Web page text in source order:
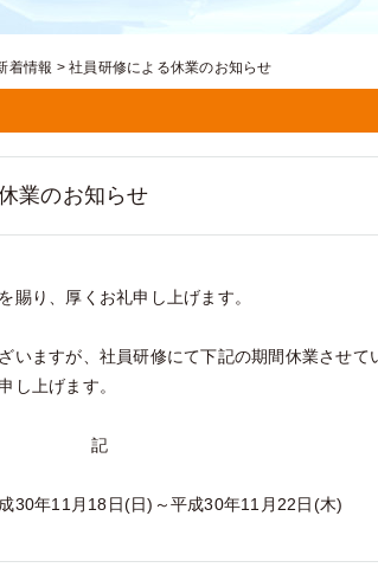
着情報 > 社員研修による休業のお知らせ
業のお知らせ
賜り、厚くお礼申し上げます。
いますが、社員研修にて下記の期間休業させて
し上げます。
記
30年11月18日(日)～平成30年11月22日(木)